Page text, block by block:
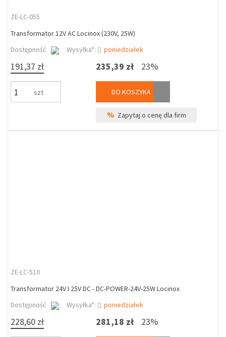
ZE-LC-055
Transformator 12V AC Locinox (230V, 25W)
Dostępność
Wysyłka*: poniedziałek
191,37 zł
szt
235,39 zł 23%
DO KOSZYKA
% Zapytaj o cenę dla firm
ZE-LC-510
Transformator 24V I 25V DC - DC-POWER-24V-25W Locinox
Dostępność
Wysyłka*: poniedziałek
228,60 zł 281,18 zł 23%